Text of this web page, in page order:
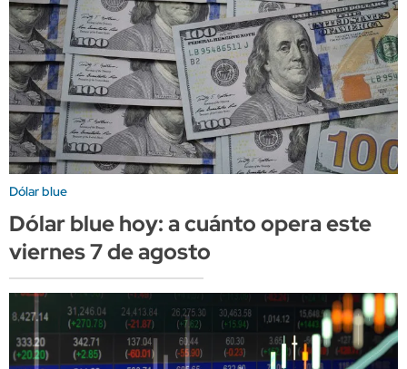
Dólar blue
Dólar blue hoy: a cuánto opera este
viernes 7 de agosto